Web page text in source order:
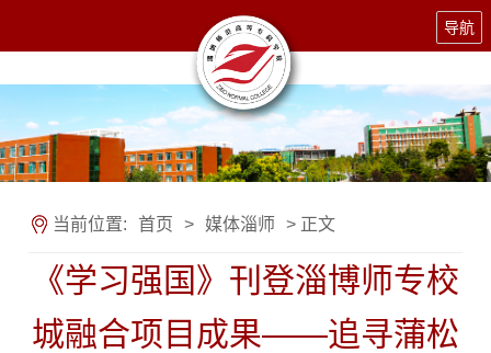
导航
当前位置: 首页 > 媒体淄师 > 正文
《学习强国》刊登淄博师专校
城融合项目成果——追寻蒲松